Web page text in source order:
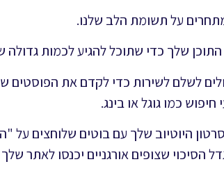
על תשומת הלב שלנו.
שלך כדי שתוכל להגיע לכמות גדולה
לשלם לשירות כדי לקדם את
כמו גוגל או בינג.
היוטיוב שלך עם בוטים שלוחצים
הסיכוי שצופים אורגניים יכנסו לאתר